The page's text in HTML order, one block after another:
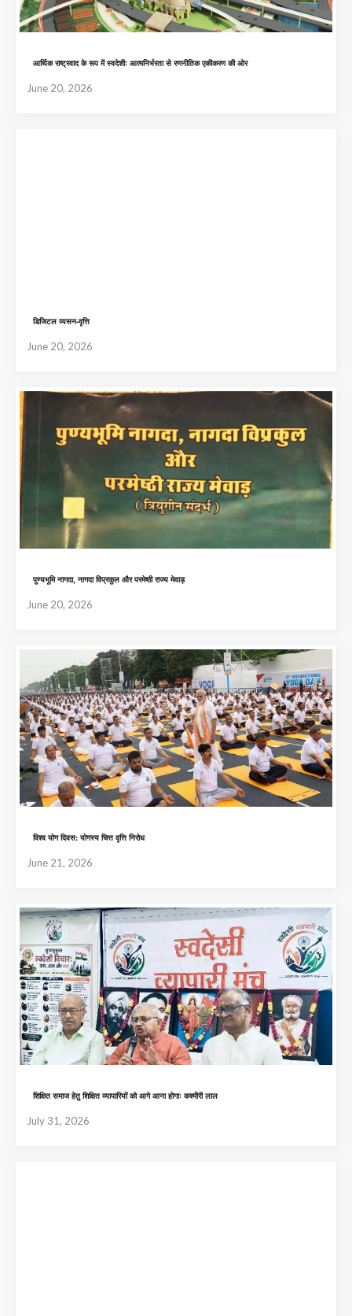
आर्थिक राष्ट्रवाद के रूप में स्वदेशीः आत्मनिर्भरता से रणनीतिक एकीकरण की ओर
June 20, 2026
डिजिटल व्यसन-वृत्ति
June 20, 2026
पुण्यभूमि नागदा, नागदा विप्रकुल और परमेष्ठी राज्य मेवाड़
June 20, 2026
विश्व योग दिवस: योगस्य चित्त वृत्ति निरोध
June 21, 2026
शिक्षित समाज हेतु शिक्षित व्यापारियों को आगे आना होगाः कश्मीरी लाल
July 31, 2026